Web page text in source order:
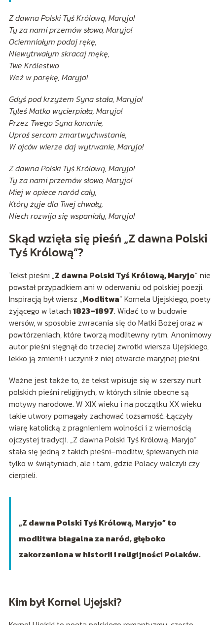
Z dawna Polski Tyś Królową, Maryjo!
Ty za nami przemów słowo, Maryjo!
Ociemniałym podaj rękę,
Niewytrwałym skracaj mękę,
Twe Królestwo
Weź w porękę, Maryjo!
Gdyś pod krzyżem Syna stała, Maryjo!
Tyleś Matko wycierpiała, Maryjo!
Przez Twego Syna konanie,
Uproś sercom zmartwychwstanie,
W ojców wierze daj wytrwanie, Maryjo!
Z dawna Polski Tyś Królową, Maryjo!
Ty za nami przemów słowo, Maryjo!
Miej w opiece naród cały,
Który żyje dla Twej chwały,
Niech rozwija się wspaniały, Maryjo!
Skąd wzięła się pieśń „Z dawna Polski
Tyś Królową”?
Tekst pieśni „Z dawna Polski Tyś Królową, Maryjo” nie
powstał przypadkiem ani w oderwaniu od polskiej poezji.
Inspiracją był wiersz „Modlitwa” Kornela Ujejskiego, poety
żyjącego w latach 1823–1897. Widać to w budowie
wersów, w sposobie zwracania się do Matki Bożej oraz w
powtórzeniach, które tworzą modlitewny rytm. Anonimowy
autor pieśni sięgnął do trzeciej zwrotki wiersza Ujejskiego,
lekko ją zmienił i uczynił z niej otwarcie maryjnej pieśni.
Ważne jest także to, że tekst wpisuje się w szerszy nurt
polskich pieśni religijnych, w których silnie obecne są
motywy narodowe. W XIX wieku i na początku XX wieku
takie utwory pomagały zachować tożsamość. Łączyły
wiarę katolicką z pragnieniem wolności i z wiernością
ojczystej tradycji. „Z dawna Polski Tyś Królową, Maryjo”
stała się jedną z takich pieśni–modlitw, śpiewanych nie
tylko w świątyniach, ale i tam, gdzie Polacy walczyli czy
cierpieli.
„Z dawna Polski Tyś Królową, Maryjo” to
modlitwa błagalna za naród, głęboko
zakorzeniona w historii i religijności Polaków.
Kim był Kornel Ujejski?